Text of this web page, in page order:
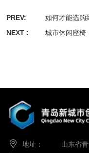
PREV:
如何才能选购
NEXT :
城市休闲座椅
地址：
山东省